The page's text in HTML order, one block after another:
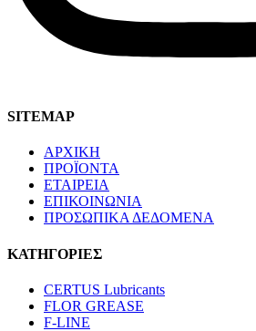
SITEMAP
ΑΡΧΙΚΗ
ΠΡΟΪΟΝΤΑ
ΕΤΑΙΡΕΙΑ
ΕΠΙΚΟΙΝΩΝΙΑ
ΠΡΟΣΩΠΙΚΑ ΔΕΔΟΜΕΝΑ
ΚΑΤΗΓΟΡΙΕΣ
CERTUS Lubricants
FLOR GREASE
F-LINE